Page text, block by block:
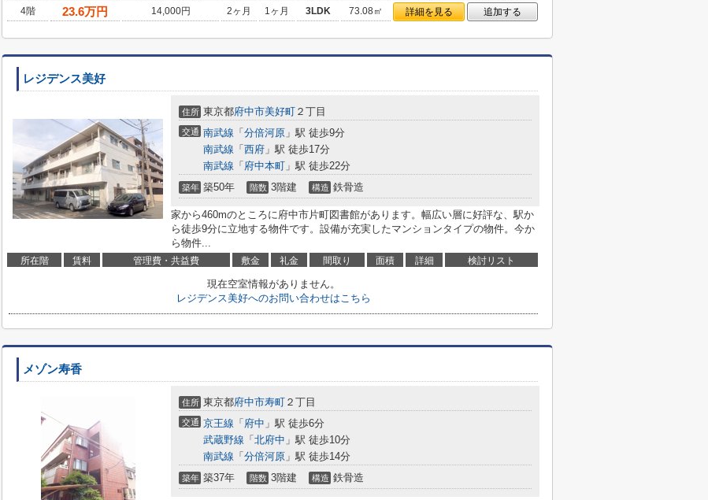
4階
23.6万円 14,000円 2ヶ月 1ヶ月 3LDK 73.08㎡ 詳細を見る 追加する
レジデンス美好
住所 東京都府中市美好町 ２丁目
交通 南武線 「 分倍河原 」駅 徒歩9分
南武線 「 西府 」駅 徒歩17分
南武線 「 府中本町 」駅 徒歩22分
築年 築50年 階数 3階建 構造 鉄骨造
家から460mのところに府中市片町図書館があります。幅広い層に好評な、駅か
ら徒歩9分に立地する物件です。設備が充実したマンションタイプの物件。今か
ら物件...
所在階 賃料 管理費・共益費 敷金 礼金 間取り 面積 詳細 検討リスト
現在空室情報がありません。
レジデンス美好へのお問い合わせはこちら
メゾン寿香
住所 東京都府中市寿町 ２丁目
交通 京王線 「 府中 」駅 徒歩6分
武蔵野線 「 北府中 」駅 徒歩10分
南武線 「 分倍河原 」駅 徒歩14分
築年 築37年 階数 3階建 構造 鉄骨造